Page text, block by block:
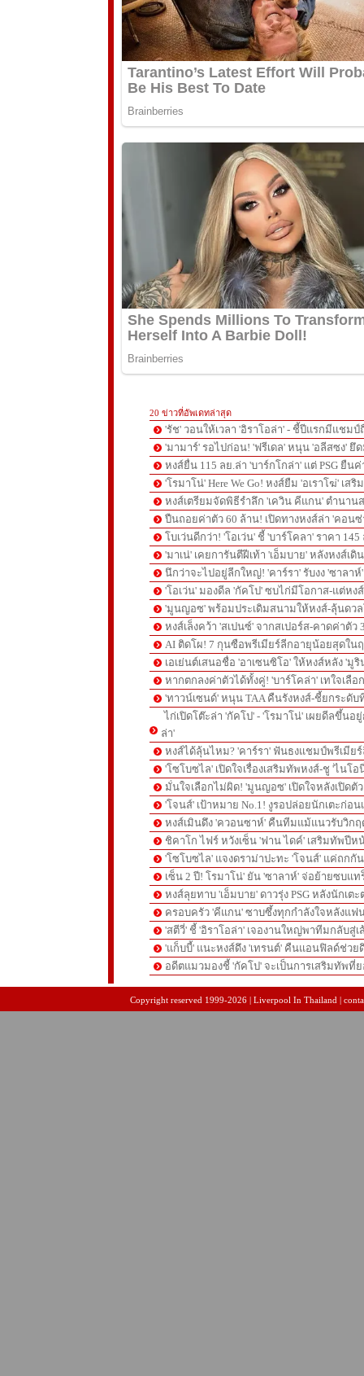
20 ข่าวที่อัพเดทล่าสุด
'รัช' วอนให้เวลา 'อิราโอล่า' - ชี้ปีแรกมีแชมป์
'มามาร์' รอไปก่อน! 'ฟรีเดล' หนุน 'อลีสซง' ยึ
หงส์ยื่น 115 ลย.ล่า 'บาร์กโกล่า' แต่ PSG ยืนค่
'โรมาโน่' Here We Go! หงส์ยืม 'อเราโฆ่' เสริ
หงส์เตรียมจัดพิธีรำลึก 'เควิน คีแกน' ตำนาน
ปืนถอยค่าตัว 60 ล้าน! เปิดทางหงส์ล่า 'คอนซ่
โบเว่นดีกว่า! 'โอเว่น' ชี้ 'บาร์โคลา' ราคา
'มาเน่' เคยการันตีฝีเท้า 'เอ็มบาย' หลังหงส์เดิ
นึกว่าจะไปอยู่ลีกใหญ่! 'คาร์รา' รับงง 'ซาลา
'โอเว่น' มองดีล 'กัคโป' ซบไก่มีโอกาส-แต่ห
'มูนญอซ' พร้อมประเดิมสนามให้หงส์-ลุ้นดว
หงส์เล็งคว้า 'สเปนซ์' จากสเปอร์ส-คาดค่าตัว
AI ติดโผ! 7 กุนซือพรีเมียร์ลีกอายุน้อยสุดใน
เอเย่นต์เสนอชื่อ 'อาเซนซิโอ' ให้หงส์หลัง 'มู
หากตกลงค่าตัวได้ทั้งคู่! 'บาร์โคล่า' เทใจเลือ
'ทาวน์เซนด์' หนุน TAA คืนรังหงส์-ชี้ยกระดั
ไก่เปิดโต๊ะล่า 'กัคโป' - 'โรมาโน่' เผยดีลขึ้นอ
ล่า'
หงส์ได้ลุ้นไหม? 'คาร์รา' ฟันธงแชมป์พรีเมีย
'โซโบซไล' เปิดใจเรื่องเสริมทัพหงส์-ชู 'ไนโ
มั่นใจเลือกไม่ผิด! 'มูนญอซ' เปิดใจหลังเปิดตั
'โจนส์' เป้าหมาย No.1! งูรอปล่อยนักเตะก่อ
หงส์เมินดึง 'ควอนซาห์' คืนทีมแม้แนวรับวิก
ชิคาโก ไฟร์ หวังเซ็น 'ฟาน ไดค์' เสริมทัพปีห
'โซโบซไล' แจงดราม่าปะทะ 'โจนส์' แค่ถกกั
เซ็น 2 ปี! โรมาโน่' ยัน 'ซาลาห์' จ่อย้ายซบแ
หงส์ลุยทาบ 'เอ็มบาย' ดาวรุ่ง PSG หลังนักเต
ครอบครัว 'คีแกน' ซาบซึ้งทุกกำลังใจหลังแฟ
'สตีวี่' ชี้ 'อิราโอล่า' เจองานใหญ่พาทีมกลับสู่
'แก็บบี้' แนะหงส์ดึง 'เทรนต์' คืนแอนฟิลด์ช่วย
อดีตแมวมองชี้ 'กัคโป' จะเป็นการเสริมทัพที่
Copyright reserved 1999-2026 | Liverpool In Thailand |